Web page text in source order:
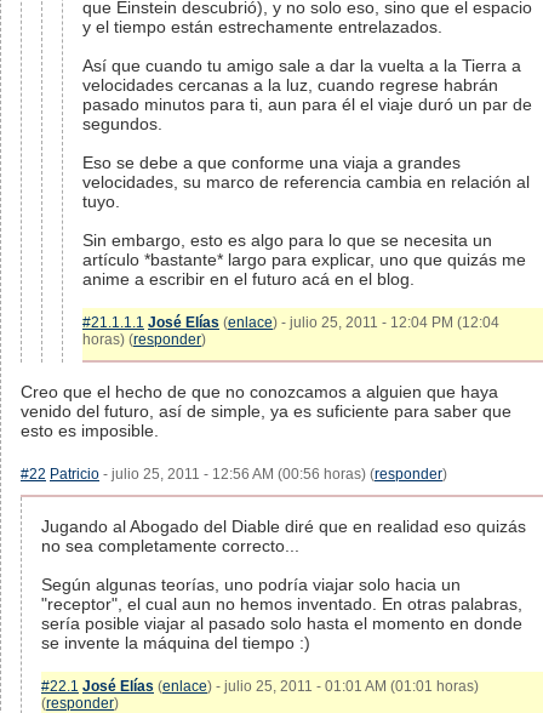
que Einstein descubrió), y no solo eso, sino que el espacio
y el tiempo están estrechamente entrelazados.
Así que cuando tu amigo sale a dar la vuelta a la Tierra a
velocidades cercanas a la luz, cuando regrese habrán
pasado minutos para ti, aun para él el viaje duró un par de
segundos.
Eso se debe a que conforme una viaja a grandes
velocidades, su marco de referencia cambia en relación al
tuyo.
Sin embargo, esto es algo para lo que se necesita un
artículo *bastante* largo para explicar, uno que quizás me
anime a escribir en el futuro acá en el blog.
#21.1.1.1 José Elías (enlace) - julio 25, 2011 - 12:04 PM (12:04
horas) (responder)
Creo que el hecho de que no conozcamos a alguien que haya
venido del futuro, así de simple, ya es suficiente para saber que
esto es imposible.
#22 Patricio - julio 25, 2011 - 12:56 AM (00:56 horas) (responder)
Jugando al Abogado del Diable diré que en realidad eso quizás
no sea completamente correcto...
Según algunas teorías, uno podría viajar solo hacia un
"receptor", el cual aun no hemos inventado. En otras palabras,
sería posible viajar al pasado solo hasta el momento en donde
se invente la máquina del tiempo :)
#22.1 José Elías (enlace) - julio 25, 2011 - 01:01 AM (01:01 horas)
(responder)